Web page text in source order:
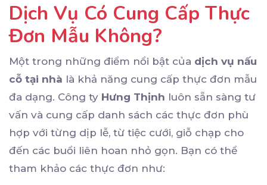
Dịch Vụ Có Cung Cấp Thực
Đơn Mẫu Không?
Một trong những điểm nổi bật của dịch vụ nấu
cỗ tại nhà là khả năng cung cấp thực đơn mẫu
đa dạng. Công ty Hưng Thịnh luôn sẵn sàng tư
vấn và cung cấp danh sách các thực đơn phù
hợp với từng dịp lễ, từ tiệc cưới, giỗ chạp cho
đến các buổi liên hoan nhỏ gọn. Bạn có thể
tham khảo các thực đơn như: